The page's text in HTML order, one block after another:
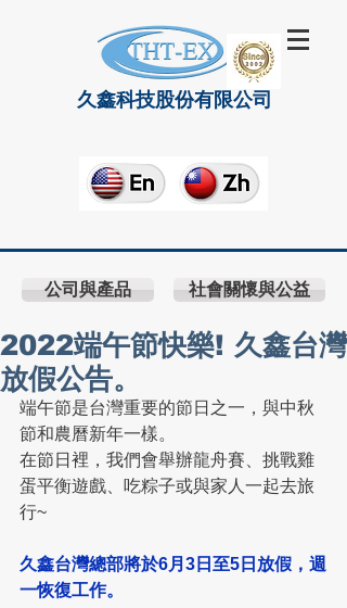
久鑫科技股份有限公司
公司與產品 社會關懷與公益
2022端午節快樂! 久鑫台灣
放假公告。
端午節是台灣重要的節日之一，與中秋
節和農曆新年一樣。
在節日裡，我們會舉辦龍舟賽、挑戰雞
蛋平衡遊戲、吃粽子或與家人一起去旅
行~
久鑫台灣總部將於6月3日至5日放假，週
一恢復工作。